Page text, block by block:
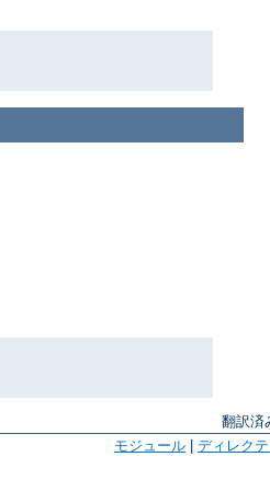
翻訳済
モジュール
ディレク